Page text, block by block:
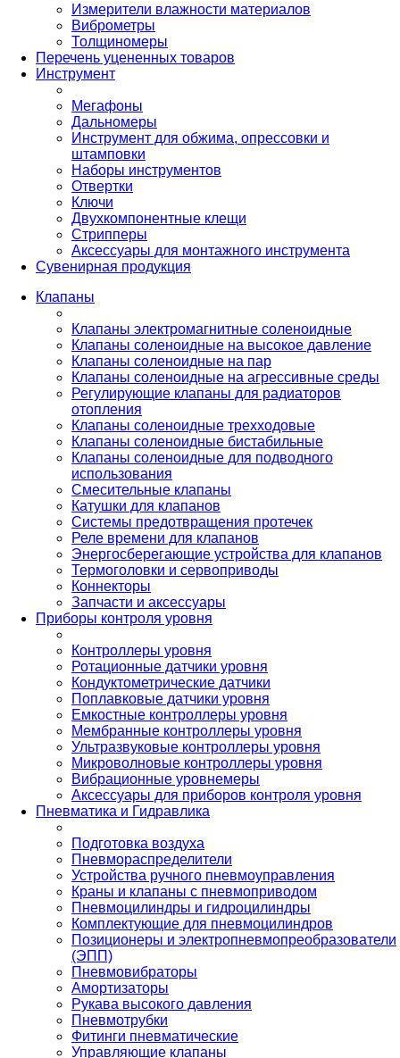
Измерители влажности материалов
Виброметры
Толщиномеры
Перечень уцененных товаров
Инструмент
Мегафоны
Дальномеры
Инструмент для обжима, опрессовки и
штамповки
Наборы инструментов
Отвертки
Ключи
Двухкомпонентные клещи
Стрипперы
Аксессуары для монтажного инструмента
Сувенирная продукция
Клапаны
Клапаны электромагнитные соленоидные
Клапаны соленоидные на высокое давление
Клапаны соленоидные на пар
Клапаны соленоидные на агрессивные среды
Регулирующие клапаны для радиаторов
отопления
Клапаны соленоидные трехходовые
Клапаны соленоидные бистабильные
Клапаны соленоидные для подводного
использования
Смесительные клапаны
Катушки для клапанов
Системы предотвращения протечек
Реле времени для клапанов
Энергосберегающие устройства для клапанов
Термоголовки и сервоприводы
Коннекторы
Запчасти и аксессуары
Приборы контроля уровня
Контроллеры уровня
Ротационные датчики уровня
Кондуктометрические датчики
Поплавковые датчики уровня
Емкостные контроллеры уровня
Мембранные контроллеры уровня
Ультразвуковые контроллеры уровня
Микроволновые контроллеры уровня
Вибрационные уровнемеры
Аксессуары для приборов контроля уровня
Пневматика и Гидравлика
Подготовка воздуха
Пневмораспределители
Устройства ручного пневмоуправления
Краны и клапаны с пневмоприводом
Пневмоцилиндры и гидроцилиндры
Комплектующие для пневмоцилиндров
Позиционеры и электропневмопреобразователи
(ЭПП)
Пневмовибраторы
Амортизаторы
Рукава высокого давления
Пневмотрубки
Фитинги пневматические
Управляющие клапаны